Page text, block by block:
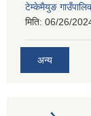
टेम्केमैयुङ
मिति: 06/26/
अन्य